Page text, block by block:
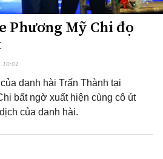
Phương Mỹ Chi đọ
10:01
danh hài Trấn Thành tại
bất ngờ xuất hiện cùng cô út
của danh hài.